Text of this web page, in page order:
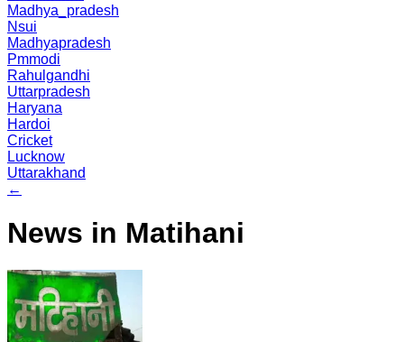
Madhya_pradesh
Nsui
Madhyapradesh
Pmmodi
Rahulgandhi
Uttarpradesh
Haryana
Hardoi
Cricket
Lucknow
Uttarakhand
←
News in Matihani